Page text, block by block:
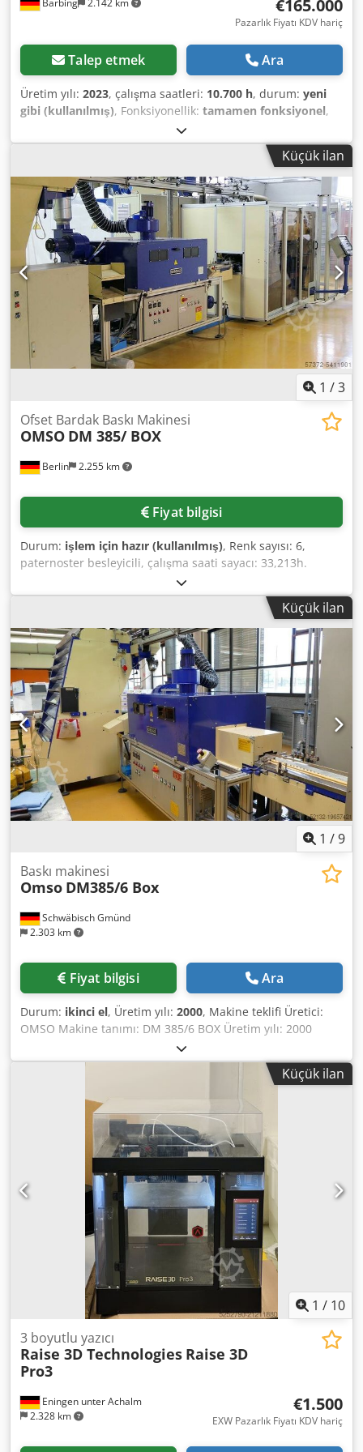
Cead E25 ekstrüderi ile birlikte geçerlidir.
Barbing 2.142 km €165.000
Pazarlık Fiyatı KDV hariç
Talep etmek Ara
Üretim yılı: 2023, çalışma saatleri: 10.700 h, durum: yeni
gibi (kullanılmış), Fonksiyonellik: tamamen fonksiyonel,
Yapı silindirleri: 2x 400x400x520 mm Tarayıcı hızı: 15,2 m/s
Tarayıcı: Yüksek hassasiyetli üç eksenli dijital galvo sistemi
Lazer: CO2 Lazer, 1×100W Maksimum hazne sıcaklığı:
190°C Dcsdsn Dxbyjpfx Afhok Ağırlık: yaklaşık 3.000 kg Azot
jeneratörü dahil Chiller dahil Paket açma istasyonu dahil
Küçük ilan
1 /3
Berlin 2.255 km
Ofset Bardak Baskı Makinesi
OMSO DM 385/ BOX
Fiyat bilgisi
Durum: işlem için hazır (kullanılmış), Renk sayısı: 6,
paternoster besleyicili, çalışma saati sayacı: 33,213h.
Küçük ilan
1 /9
Schwäbisch Gmünd
2.303 km
Baskı makinesi
Omso DM385/6 Box
Fiyat bilgisi Ara
Durum: ikinci el, Üretim yılı: 2000, Makine teklifi Üretici:
OMSO Makine tanımı: DM 385/6 BOX Üretim yılı: 2000
Djdpfxsw D R Aqe Afhsck Yaklaşık çalışma saati: 31.950
Baskı istasyonu sayısı: 6 Baskı ünitesi sayısı: 6 Taban baskı
istasyonu sayısı: 2 Taban baskı ünitesi sayısı: 2 Küçük ilan
1 / 10
Eningen unter Achalm
2.328 km
3 boyutlu yazıcı
Raise 3D Technologies Raise 3D
Pro3
€1.500
EXW Pazarlık Fiyatı KDV hariç